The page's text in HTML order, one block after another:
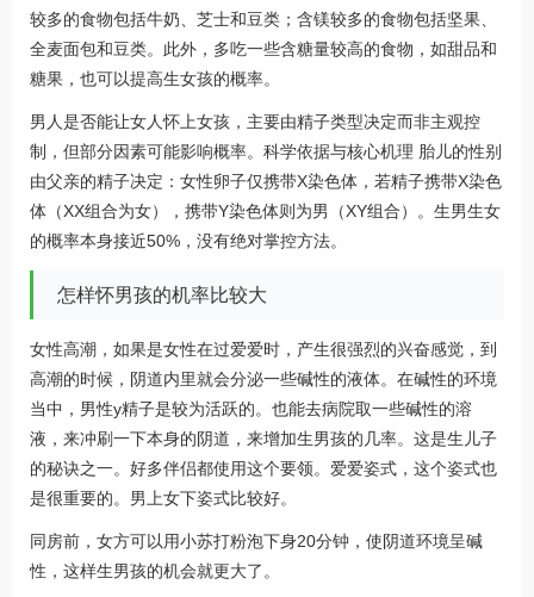
较多的食物包括牛奶、芝士和豆类；含镁较多的食物包括坚果、
全麦面包和豆类。此外，多吃一些含糖量较高的食物，如甜品和
糖果，也可以提高生女孩的概率。
男人是否能让女人怀上女孩，主要由精子类型决定而非主观控
制，但部分因素可能影响概率。科学依据与核心机理 胎儿的性别
由父亲的精子决定：女性卵子仅携带X染色体，若精子携带X染色
体（XX组合为女），携带Y染色体则为男（XY组合）。生男生女
的概率本身接近50%，没有绝对掌控方法。
怎样怀男孩的机率比较大
女性高潮，如果是女性在过爱爱时，产生很强烈的兴奋感觉，到
高潮的时候，阴道内里就会分泌一些碱性的液体。在碱性的环境
当中，男性y精子是较为活跃的。也能去病院取一些碱性的溶
液，来冲刷一下本身的阴道，来增加生男孩的几率。这是生儿子
的秘诀之一。好多伴侣都使用这个要领。爱爱姿式，这个姿式也
是很重要的。男上女下姿式比较好。
同房前，女方可以用小苏打粉泡下身20分钟，使阴道环境呈碱
性，这样生男孩的机会就更大了。